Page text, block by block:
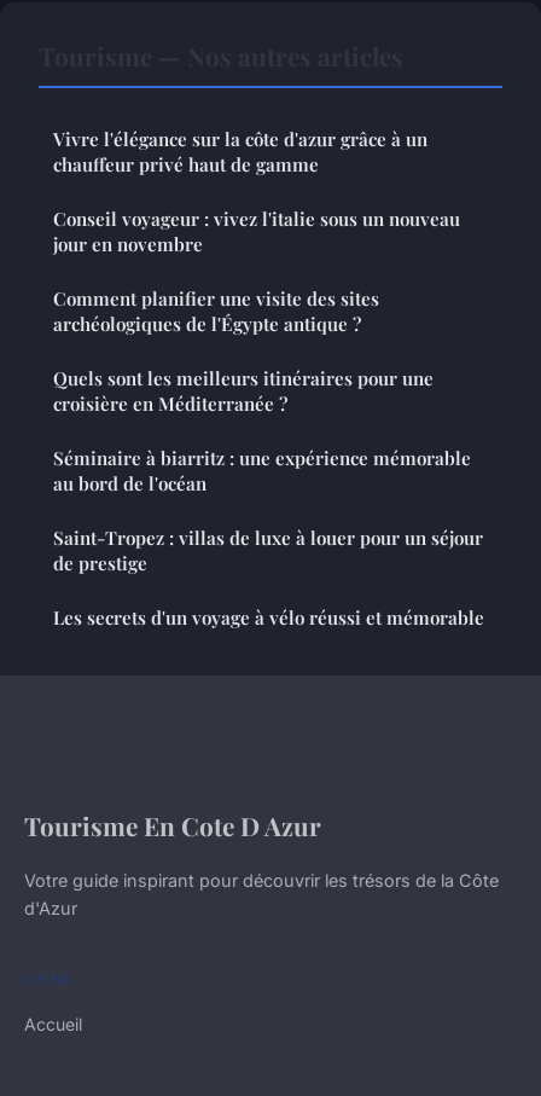
Vivre l'élégance sur la côte d'azur grâce à un
chauffeur privé haut de gamme
Conseil voyageur : vivez l'italie sous un nouveau
jour en novembre
Comment planifier une visite des sites
archéologiques de l'Égypte antique ?
Quels sont les meilleurs itinéraires pour une
croisière en Méditerranée ?
Séminaire à biarritz : une expérience mémorable
au bord de l'océan
Saint-Tropez : villas de luxe à louer pour un séjour
de prestige
Les secrets d'un voyage à vélo réussi et mémorable
Tourisme En Cote D Azur
Votre guide inspirant pour découvrir les trésors de la Côte
d'Azur
LIENS
Accueil